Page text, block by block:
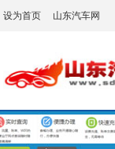
设为首页 山东汽车网